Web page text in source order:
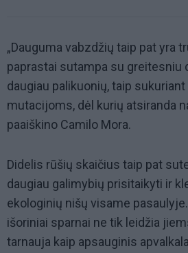
„Dauguma vabzdžių taip pat yra
paprastai sutampa su greitesniu
daugiau palikuonių, taip
mutacijoms, dėl kurių atsiranda
paaiškino Camilo Mora.
Didelis rūšių skaičius taip pat
daugiau galimybių prisitaikyti ir
ekologinių nišų visame
išoriniai sparnai ne tik leidžia
tarnauja kaip apsauginis